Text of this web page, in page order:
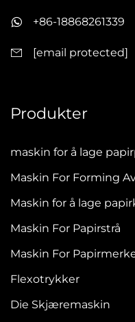
+86-18868261339
[email protected]
Produkter
maskin for å lage
Maskin For Forming
Maskin for å lage
Maskin For Papirstrå
Maskin For
Flexotrykker
Die Skjæremaskin